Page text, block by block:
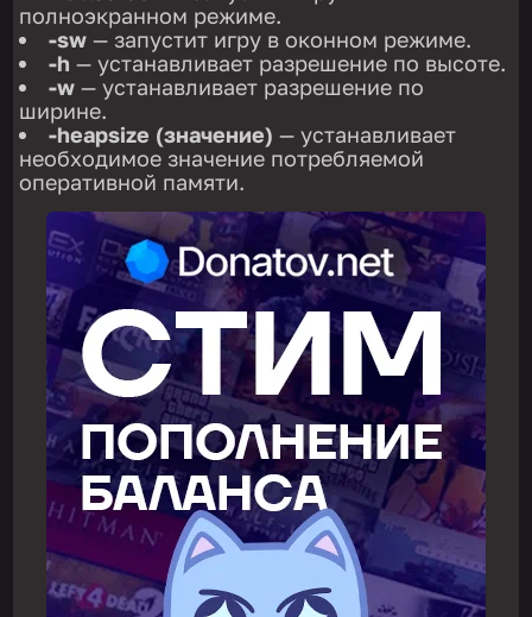
полноэкранном режиме.
-sw — запустит игру в оконном режиме.
-h — устанавливает разрешение по высоте.
-w — устанавливает разрешение по
ширине.
-heapsize (значение) — устанавливает
необходимое значение потребляемой
оперативной памяти.